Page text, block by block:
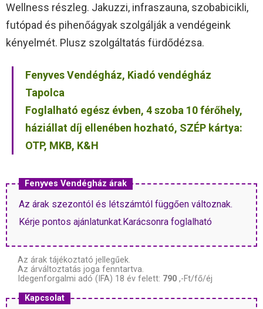
Wellness részleg. Jakuzzi, infraszauna, szobabicikli,
futópad és pihenőágyak szolgálják a vendégeink
kényelmét. Plusz szolgáltatás fürdődézsa.
Fenyves Vendégház, Kiadó vendégház
Tapolca
Foglalható egész évben, 4 szoba 10 férőhely,
háziállat díj ellenében hozható, SZÉP kártya:
OTP, MKB, K&H
Fenyves Vendégház árak
Az árak szezontól és létszámtól függően változnak.
Kérje pontos ajánlatunkat.Karácsonra foglalható
Az árak tájékoztató jellegűek.
Az árváltoztatás joga fenntartva.
Idegenforgalmi adó (IFA) 18 év felett: 790 ,-Ft/fő/éj
Kapcsolat